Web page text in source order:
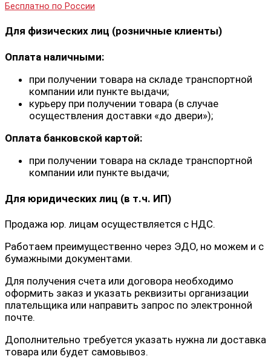
Бесплатно по России
Для физических лиц (розничные клиенты)
Оплата наличными:
при получении товара на складе транспортной
компании или пункте выдачи;
курьеру при получении товара (в случае
осуществления доставки «до двери»);
Оплата банковской картой:
при получении товара на складе транспортной
компании или пункте выдачи;
Для юридических лиц (в т.ч. ИП)
Продажа юр. лицам осуществляется с НДС.
Работаем преимущественно через ЭДО, но можем и с
бумажными документами.
Для получения счета или договора необходимо
оформить заказ и указать реквизиты организации
плательщика или направить запрос по электронной
почте.
Дополнительно требуется указать нужна ли доставка
товара или будет самовывоз.